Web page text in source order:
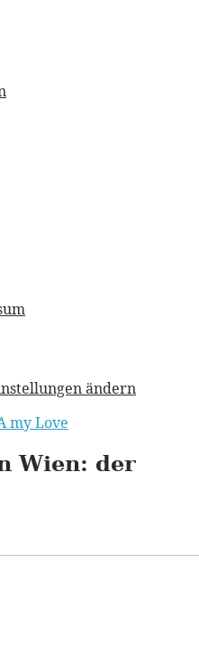
ändern
my Love
Wien: der